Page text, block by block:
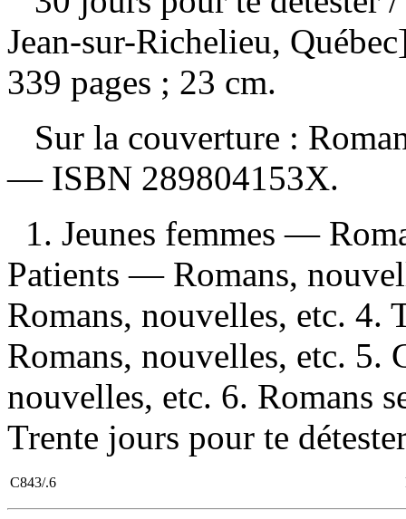
Jean-sur-Richelieu,
339 pages ; 23 cm.
Sur la couverture :
— ISBN 289804153X.
1. Jeunes femmes —
Patients — Romans,
Romans, nouvelles, etc.
Romans, nouvelles, etc.
nouvelles, etc. 6. Romans
Trente jours pour te
C843/.6